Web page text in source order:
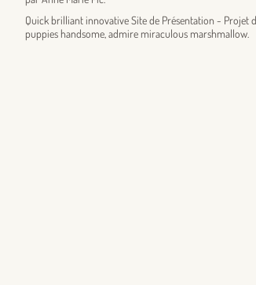
Quick brilliant innovative Site de Présentation - Projet
puppies handsome, admire miraculous marshmallow.